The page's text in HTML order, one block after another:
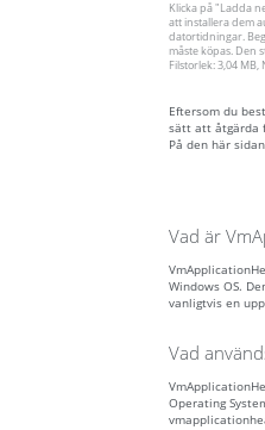
Klicka på"Ladda
att installera dem
datortidningar.
måste köpas. Den
Filstorlek: 3,04
Eftersom du
sätt att åtgärda
På den här
Vad är
Windows OS.
vanligtvis en
Vad
Operating